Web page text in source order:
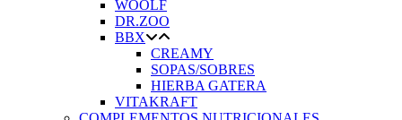
WOOLF
DR.ZOO
BBX
CREAMY
SOPAS/SOBRES
HIERBA GATERA
VITAKRAFT